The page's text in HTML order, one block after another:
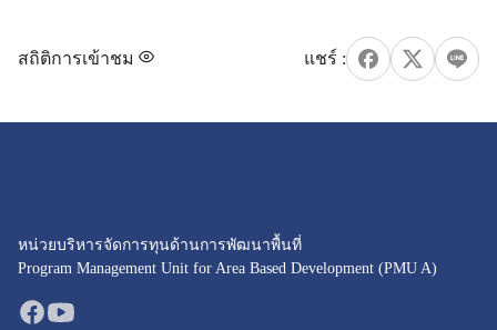
สถิติการเข้าชม
หน่วยบริหารจัดการทุนด้านการพัฒนาพื้นที่
Program Management Unit for Area Based Development (PMU A)